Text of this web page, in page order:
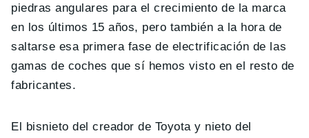
piedras angulares para el crecimiento de la marca
en los últimos 15 años, pero también a la hora de
saltarse esa primera fase de electrificación de las
gamas de coches que sí hemos visto en el resto de
fabricantes.
El bisnieto del creador de Toyota y nieto del